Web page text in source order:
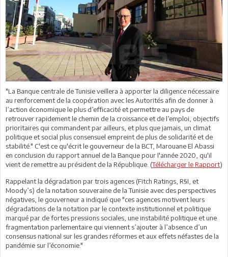
"La Banque centrale de Tunisie veillera à apporter la diligence nécessaire
au renforcement de la coopération avec les Autorités afin de donner à
l’action économique le plus d’efficacité et permettre au pays de
retrouver rapidement le chemin de la croissance et de l’emploi, objectifs
prioritaires qui commandent par ailleurs, et plus que jamais, un climat
politique et social plus consensuel empreint de plus de solidarité et de
stabilité." C'est ce qu'écrit le gouverneur de la BCT, Marouane El Abassi
en conclusion du rapport annuel de la Banque pour l'année 2020, qu'il
vient de remettre au président de la République. (Télécharger le Rapport)
Rappelant la dégradation par trois agences (Fitch Ratings, R§I, et
Moody’s) de la notation souveraine de la Tunisie avec des perspectives
négatives, le gouverneur a indiqué que "ces agences motivent leurs
dégradations de la notation par le contexte institutionnel et politique
marqué par de fortes pressions sociales, une instabilité politique et une
fragmentation parlementaire qui viennent s’ajouter à l’absence d’un
consensus national sur les grandes réformes et aux effets néfastes de la
pandémie sur l’économie."